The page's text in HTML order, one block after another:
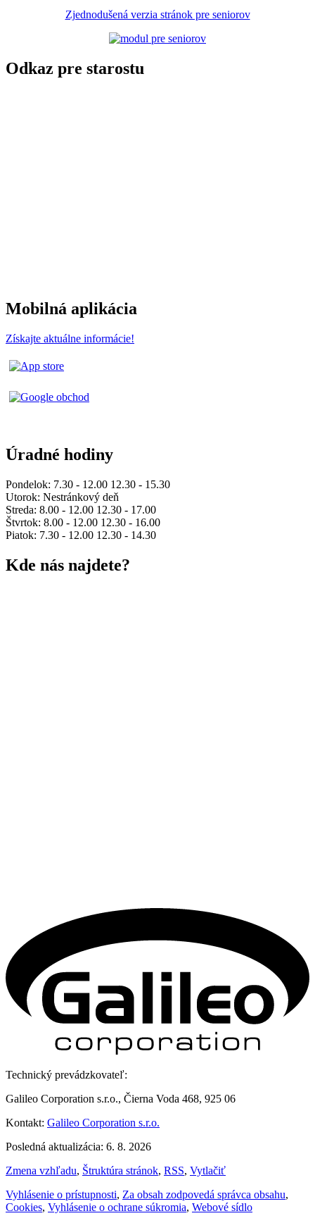
Zjednodušená verzia stránok pre seniorov
Odkaz pre starostu
Mobilná aplikácia
Získajte aktuálne informácie!
Úradné hodiny
Pondelok: 7.30 - 12.00 12.30 - 15.30
Utorok: Nestránkový deň
Streda: 8.00 - 12.00 12.30 - 17.00
Štvrtok: 8.00 - 12.00 12.30 - 16.00
Piatok: 7.30 - 12.00 12.30 - 14.30
Kde nás najdete?
Technický prevádzkovateľ:
Galileo Corporation s.r.o., Čierna Voda 468, 925 06
Kontakt: Galileo Corporation s.r.o.
Posledná aktualizácia: 6. 8. 2026
Zmena vzhľadu, Štruktúra stránok, RSS, Vytlačiť
Vyhlásenie o prístupnosti, Za obsah zodpovedá správca obsahu,
Cookies, Vyhlásenie o ochrane súkromia, Webové sídlo